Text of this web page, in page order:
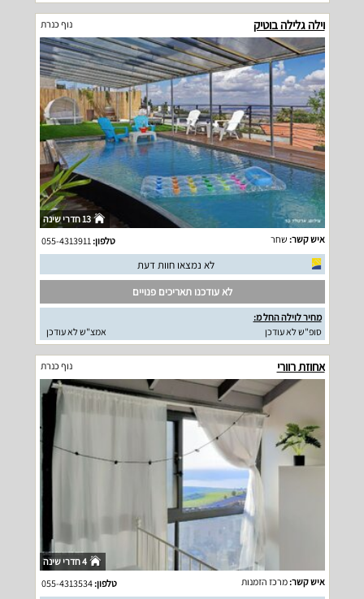
וילה גלילה בוטיק נוף כנרת
13 חדרי שינה
איש קשר: שחר טלפון:055-4313911
לא נמצאו חוות דעת
לא עודכנו תאריכים פנויים
מחיר לוילה החל מ:
סופ"ש לא עודכן
אמצ"ש לא עודכן
אחוזת רוורי נוף כנרת
4 חדרי שינה
איש קשר:מרכז הזמנות טלפון:055-4313534